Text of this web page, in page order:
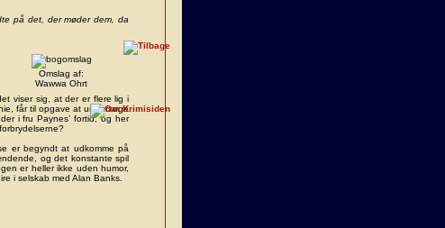
på det, der møder dem, da
Omslag af:
Wawwa Ohrt
viser sig, at der er flere lig i
får til opgave at undersøge
i fru Paynes’ fortid, og her
er begyndt at udkomme på
og det konstante spil
er heller ikke uden humor,
i selskab med Alan Banks.